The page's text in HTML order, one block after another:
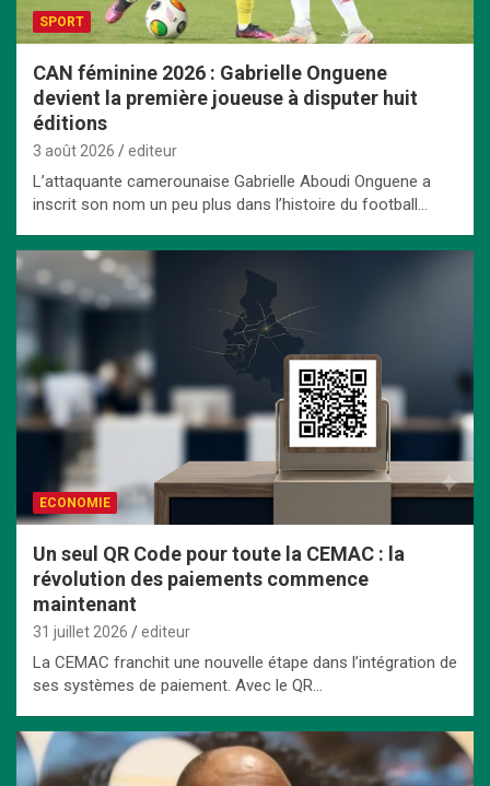
SPORT
CAN féminine 2026 : Gabrielle Onguene
devient la première joueuse à disputer huit
éditions
3 août 2026 editeur
L’attaquante camerounaise Gabrielle Aboudi Onguene a
inscrit son nom un peu plus dans l’histoire du football…
ECONOMIE
Un seul QR Code pour toute la CEMAC : la
révolution des paiements commence
maintenant
31 juillet 2026 editeur
La CEMAC franchit une nouvelle étape dans l’intégration de
ses systèmes de paiement. Avec le QR…